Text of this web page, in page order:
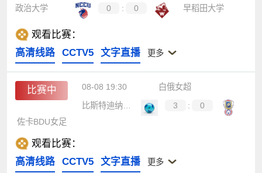
政治大学
0 : 0 早稻田大学
观看比赛：
高清线路
CCTV5 文字直播 更多
比赛中 08-08 19:30
白俄女超
3 :
0
佐卡BDU女足
观看比赛：
高清线路
CCTV5 文字直播 更多